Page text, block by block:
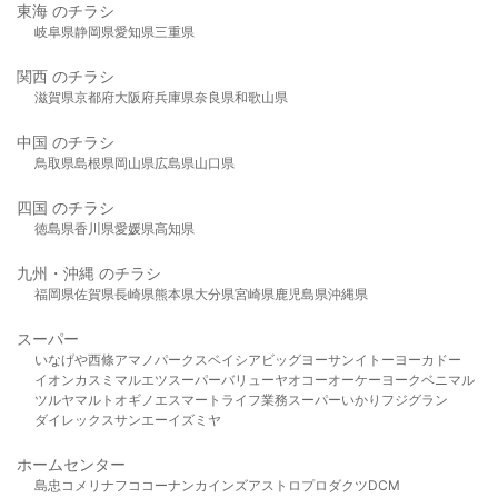
東海 のチラシ
岐阜県静岡県愛知県三重県
関西 のチラシ
滋賀県京都府大阪府兵庫県奈良県和歌山県
中国 のチラシ
鳥取県島根県岡山県広島県山口県
四国 のチラシ
徳島県香川県愛媛県高知県
九州・沖縄 のチラシ
福岡県佐賀県長崎県熊本県大分県宮崎県鹿児島県沖縄県
スーパー
いなげや西條アマノパークスベイシア ビッグヨーサンイトーヨーカドー
イオンカスミ マルエツスーパーバリューヤオコーオーケー ヨークベニマル
ツルヤマルト オギノ エスマート ライフ業務スーパーいかり フジグラン
ダイレックスサンエーイズミヤ
ホームセンター
島忠 コメリ ナフコ コーナンカインズアストロプロダクツDCM